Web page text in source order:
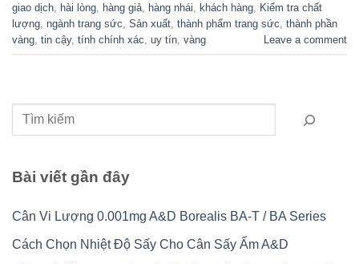
giao dịch hài lòng hàng giả hàng nhái khách hàng Kiểm tra chất
lượng ngành trang sức Sản xuất thành phẩm trang sức thành phần
vàng tin cậy, tính chính xác uy tín vàng Leave a comment
Tìm kiếm
Bài viết gần đây
Cân Vi Lượng 0.001mg A&D Borealis BA-T / BA Series
Cách Chọn Nhiệt Độ Sấy Cho Cân Sấy Ẩm A&D